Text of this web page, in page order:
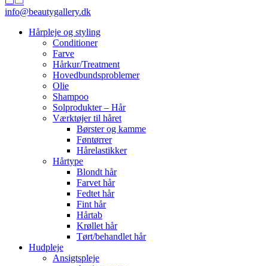
info@beautygallery.dk
Hårpleje og styling
Conditioner
Farve
Hårkur/Treatment
Hovedbundsproblemer
Olie
Shampoo
Solprodukter – Hår
Værktøjer til håret
Børster og kamme
Føntørrer
Hårelastikker
Hårtype
Blondt hår
Farvet hår
Fedtet hår
Fint hår
Hårtab
Krøllet hår
Tørt/behandlet hår
Hudpleje
Ansigtspleje